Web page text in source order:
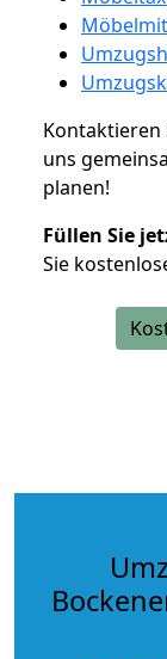
Kontaktieren
uns
planen!
Füllen Sie
Sie